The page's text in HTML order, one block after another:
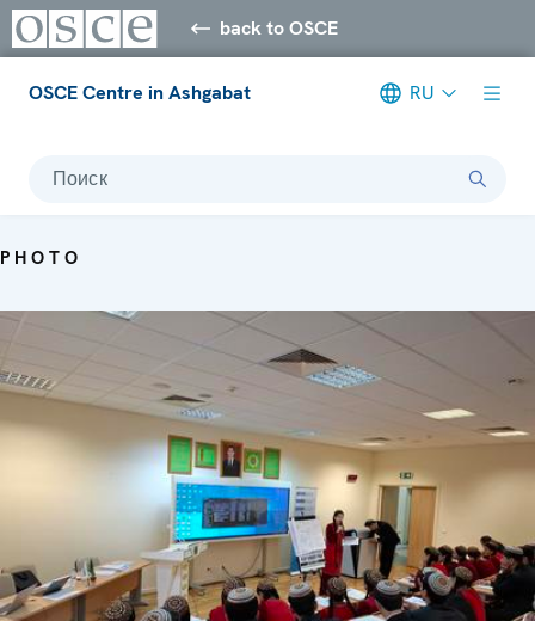
back to OSCE
OSCE Centre in Ashgabat RU
Поиск
PHOTO